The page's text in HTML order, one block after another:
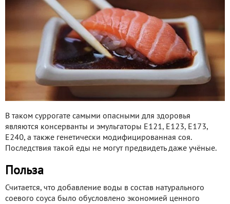
В таком суррогате самыми опасными для здоровья
являются консерванты и эмульгаторы E121, E123, E173,
E240, а также генетически модифицированная соя.
Последствия такой еды не могут предвидеть даже учёные.
Польза
Считается, что добавление воды в состав натурального
соевого соуса было обусловлено экономией ценного